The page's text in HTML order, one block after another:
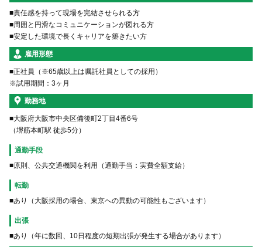
■責任感を持って現場を完結させられる方
■周囲と円滑なコミュニケーションが図れる方
■安定した環境で長くキャリアを築きたい方
雇用形態
■正社員（※65歳以上は嘱託社員としての採用）
※試用期間：3ヶ月
勤務地
■大阪府大阪市中央区備後町2丁目4番6号
（堺筋本町駅 徒歩5分）
通勤手段
■原則、公共交通機関を利用（通勤手当：実費全額支給）
転勤
■あり（大阪採用の場合、東京への異動の可能性もございます）
出張
■あり（年に数回、10日程度の短期出張が発生する場合があります）